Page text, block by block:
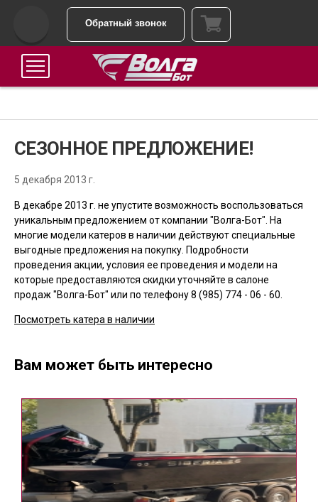
Обратный звонок
СЕЗОННОЕ ПРЕДЛОЖЕНИЕ!
5 декабря 2013 г.
В декабре 2013 г. не упустите возможность воспользоваться
уникальным предложением от компании "Волга-Бот". На
многие модели катеров в наличии действуют специальные
выгодные предложения на покупку. Подробности
проведения акции, условия ее проведения и модели на
которые предоставляются скидки уточняйте в салоне
продаж "Волга-Бот" или по телефону 8 (985) 774 - 06 - 60.
Посмотреть катера в наличии
Вам может быть интересно